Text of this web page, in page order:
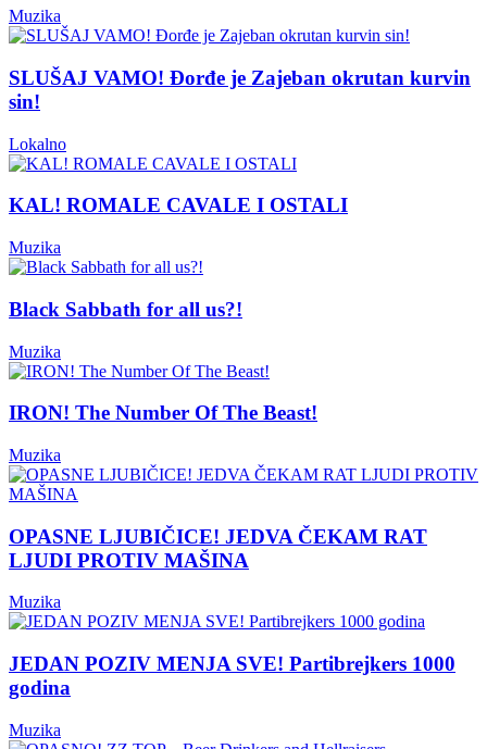
Muzika
SLUŠAJ VAMO! Đorđe je Zajeban okrutan kurvin
sin!
Lokalno
KAL! ROMALE CAVALE I OSTALI
Muzika
Black Sabbath for all us?!
Muzika
IRON! The Number Of The Beast!
Muzika
OPASNE LJUBIČICE! JEDVA ČEKAM RAT
LJUDI PROTIV MAŠINA
Muzika
JEDAN POZIV MENJA SVE! Partibrejkers 1000
godina
Muzika